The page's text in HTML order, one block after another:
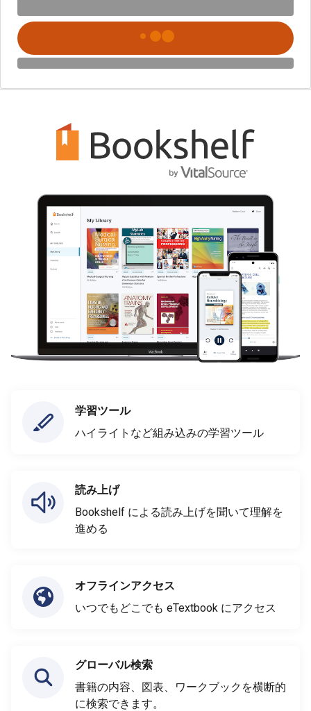
学習ツール
ハイライトなど組み込みの学習ツール
読み上げ
Bookshelf による読み上げを聞いて理解を
進める
オフラインアクセス
いつでもどこでも eTextbook にアクセス
グローバル検索
書籍の内容、図表、ワークブックを横断的
に検索できます。